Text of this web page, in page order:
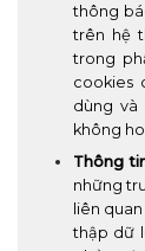
thông
trên hệ
trong
cookies
dùng và
không
Thông
những
liên
thập dữ